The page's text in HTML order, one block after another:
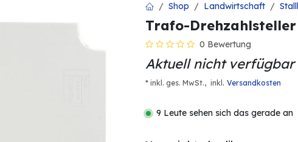
Shop Landwirtschaft
Trafo-Drehzahlsteller
0 Bewertung
Aktuell nicht verfügbar
* inkl. ges. MwSt., inkl . Versandkosten
9 Leute sehen sich das gerade an